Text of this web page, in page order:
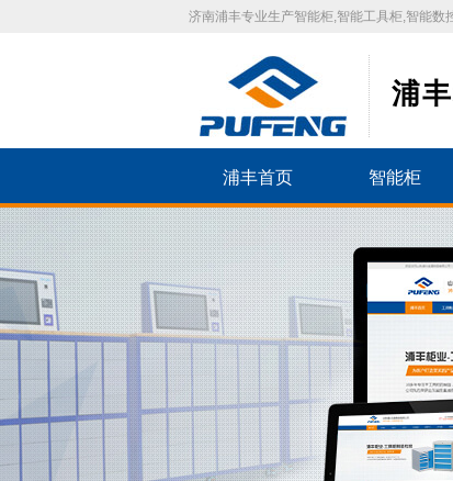
济南浦丰专业生产智能柜,智能工具柜,智能数
浦
浦丰首页 智能柜